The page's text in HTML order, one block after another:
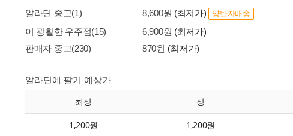
알라딘 중고(1) 8,600원 (최저가) 양탄자배송
이 광활한 우주점(15) 6,900원 (최저가)
판매자 중고(230)
870원 (최저가)
알라딘에 팔기 예상가
최상 상
1,200원 1,200원